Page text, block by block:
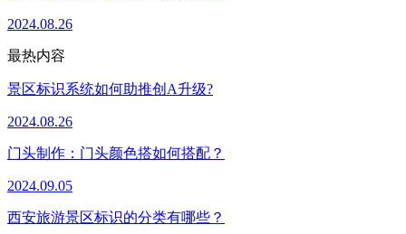
2024.08.26
最热内容
景区标识系统如何助推创A升级?
2024.08.26
门头制作：门头颜色搭如何搭配？
2024.09.05
西安旅游景区标识的分类有哪些？